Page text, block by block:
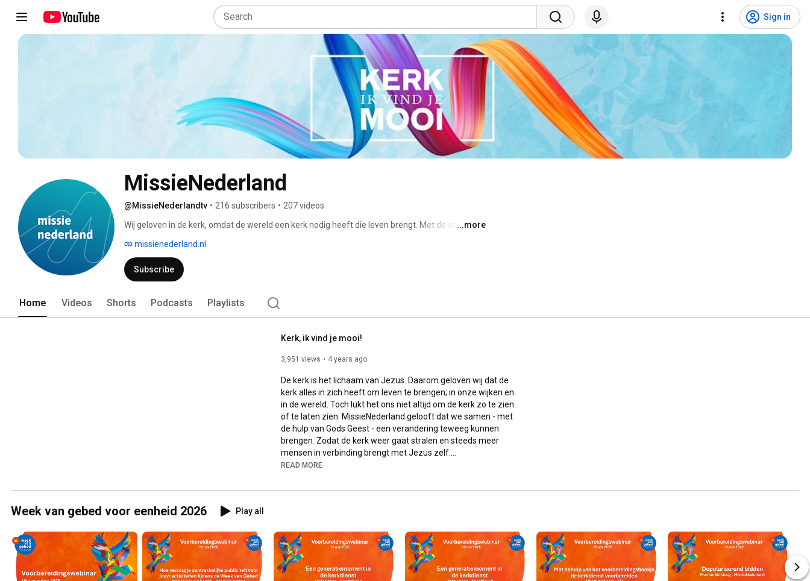
Sign in
MissieNederland
@MissieNederlandtv • 216 subscribers • 207 videos
Wij geloven in de kerk, omdat de wereld een kerk nodig heeft die leven brengt. Met de steun van
haar potentie.
...more
missienederland.nl
Subscribe
Home Videos Shorts Podcasts Playlists
Kerk, ik vind je mooi!
3,951 views 4 years ago
De kerk is het lichaam van Jezus. Daarom geloven wij dat de
kerk alles in zich heeft om leven te brengen; in onze wijken en
in de wereld. Toch lukt het ons niet altijd om de kerk zo te zien
of te laten zien. MissieNederland gelooft dat we samen - met
de hulp van Gods Geest - een verandering teweeg kunnen
brengen. Zodat de kerk weer gaat stralen en steeds meer
mensen in verbinding brengt met Jezus zelf.
Ontdek meer op www.kerkikvindjemooi.nl
READ MORE
Week van gebed voor eenheid 2026 Play all